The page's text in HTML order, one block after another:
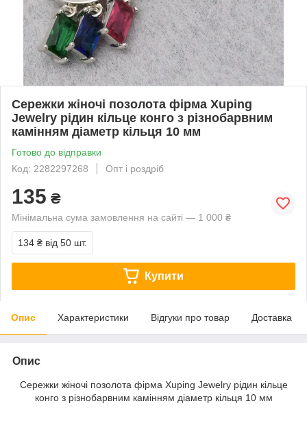
Сережки жіночі позолота фірма Xuping
Jewelry рідин кільце конго з різнобарвним
камінням діаметр кільця 10 мм
Готово до відправки
Код: 2282297268
Опт і роздріб
135 ₴
Мінімальна сума замовлення на сайті — 1 000 ₴
134 ₴ від 50 шт.
Купити
Опис Характеристики Відгуки про товар Доставка
Опис
Сережки жіночі позолота фірма Xuping Jewelry рідин кільце
конго з різнобарвним камінням діаметр кільця 10 мм